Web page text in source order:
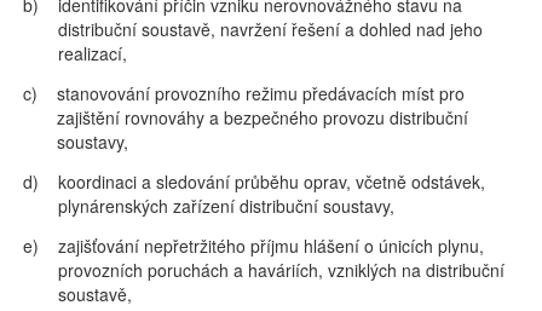
b)
identifikování příčin vzniku nerovnovážného stavu na
distribuční soustavě, navržení řešení a dohled nad jeho
realizací,
c)
stanovování provozního režimu předávacích míst pro
zajištění rovnováhy a bezpečného provozu distribuční
soustavy,
d)
koordinaci a sledování průběhu oprav, včetně odstávek,
plynárenských zařízení distribuční soustavy,
e)
zajišťování nepřetržitého příjmu hlášení o únicích plynu,
provozních poruchách a haváriích, vzniklých na distribuční
soustavě,